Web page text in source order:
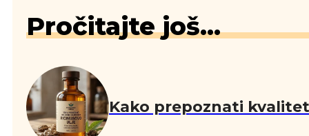
Pročitajte još...
Kako prepoznati